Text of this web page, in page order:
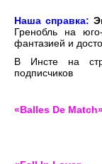
Наша справка:
Гренобль на
фантазией и
В Инсте на
подписчиков
«Balles De